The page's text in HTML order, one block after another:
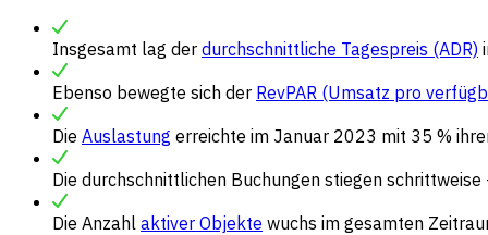
Insgesamt lag der durchschnittliche Tagespreis (ADR)
Ebenso bewegte sich der RevPAR (Umsatz pro
Die Auslastung erreichte im Januar 2023 mit 35 %
Die durchschnittlichen Buchungen stiegen
Die Anzahl aktiver Objekte wuchs im gesamten